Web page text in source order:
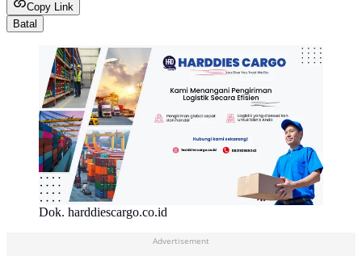
Copy Link
Batal
Dok. harddiescargo.co.id
Advertisement